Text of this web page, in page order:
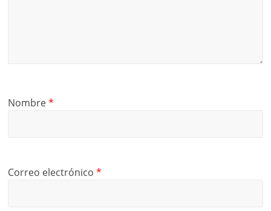
Nombre*
Correo electrónico*